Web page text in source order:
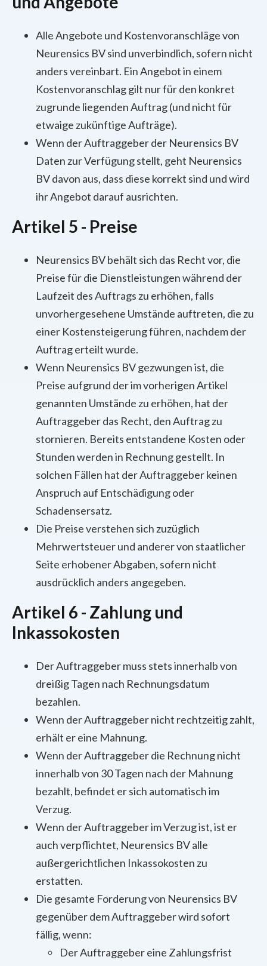
Alle Angebote und Kostenvoranschläge von
Neurensics BV sind unverbindlich, sofern nicht
anders vereinbart. Ein Angebot in einem
Kostenvoranschlag gilt nur für den konkret
zugrunde liegenden Auftrag (und nicht für
etwaige zukünftige Aufträge).
Wenn der Auftraggeber der Neurensics BV
Daten zur Verfügung stellt, geht Neurensics
BV davon aus, dass diese korrekt sind und wird
ihr Angebot darauf ausrichten.
Artikel 5 - Preise
Neurensics BV behält sich das Recht vor, die
Preise für die Dienstleistungen während der
Laufzeit des Auftrags zu erhöhen, falls
unvorhergesehene Umstände auftreten, die zu
einer Kostensteigerung führen, nachdem der
Auftrag erteilt wurde.
Wenn Neurensics BV gezwungen ist, die
Preise aufgrund der im vorherigen Artikel
genannten Umstände zu erhöhen, hat der
Auftraggeber das Recht, den Auftrag zu
stornieren. Bereits entstandene Kosten oder
Stunden werden in Rechnung gestellt. In
solchen Fällen hat der Auftraggeber keinen
Anspruch auf Entschädigung oder
Schadensersatz.
Die Preise verstehen sich zuzüglich
Mehrwertsteuer und anderer von staatlicher
Seite erhobener Abgaben, sofern nicht
ausdrücklich anders angegeben.
Artikel 6 - Zahlung und
Inkassokosten
Der Auftraggeber muss stets innerhalb von
dreißig Tagen nach Rechnungsdatum
bezahlen.
Wenn der Auftraggeber nicht rechtzeitig zahlt,
erhält er eine Mahnung.
Wenn der Auftraggeber die Rechnung nicht
innerhalb von 30 Tagen nach der Mahnung
bezahlt, befindet er sich automatisch im
Verzug.
Wenn der Auftraggeber im Verzug ist, ist er
auch verpflichtet, Neurensics BV alle
außergerichtlichen Inkassokosten zu
erstatten.
Die gesamte Forderung von Neurensics BV
gegenüber dem Auftraggeber wird sofort
fällig, wenn:
Der Auftraggeber eine Zahlungsfrist